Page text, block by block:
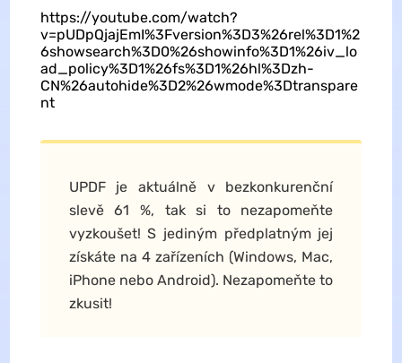
https://youtube.com/watch?
v=pUDpQjajEmI%3Fversion%3D3%26rel%3D1%2
6showsearch%3D0%26showinfo%3D1%26iv_lo
ad_policy%3D1%26fs%3D1%26hl%3Dzh-
CN%26autohide%3D2%26wmode%3Dtranspare
nt
UPDF je aktuálně v bezkonkurenční
slevě 61 %, tak si to nezapomeňte
vyzkoušet! S jediným předplatným jej
získáte na 4 zařízeních (Windows, Mac,
iPhone nebo Android). Nezapomeňte to
zkusit!